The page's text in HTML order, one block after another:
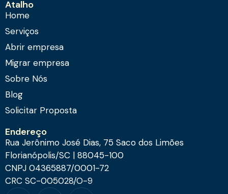
Atalho
Home
Serviços
Abrir empresa
Migrar empresa
Sobre Nós
Blog
Solicitar Proposta
Endereço
Rua Jerônimo José Dias, 75 Saco dos Limões
Florianópolis/SC | 88045-100
CNPJ 04365887/0001-72
CRC SC-005028/O-9